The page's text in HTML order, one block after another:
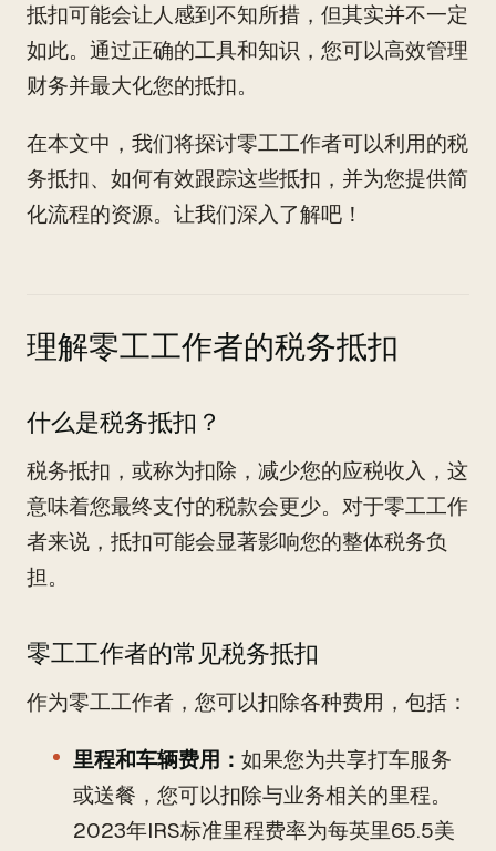
抵扣可能会让人感到不知所措，但其实并不一定
如此。通过正确的工具和知识，您可以高效管理
财务并最大化您的抵扣。
在本文中，我们将探讨零工工作者可以利用的税
务抵扣、如何有效跟踪这些抵扣，并为您提供简
化流程的资源。让我们深入了解吧！
理解零工工作者的税务抵扣
什么是税务抵扣？
税务抵扣，或称为扣除，减少您的应税收入，这
意味着您最终支付的税款会更少。对于零工工作
者来说，抵扣可能会显著影响您的整体税务负
担。
零工工作者的常见税务抵扣
作为零工工作者，您可以扣除各种费用，包括：
里程和车辆费用： 如果您为共享打车服务
或送餐，您可以扣除与业务相关的里程。
2023年IRS标准里程费率为每英里65.5美